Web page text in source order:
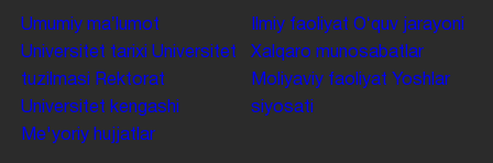
Umumiy maʼlumot
Universitet tarixi Universitet
tuzilmasi
Rektorat
Universitet kengashi
Me'yoriy hujjatlar
Ilmiy faoliyat Oʻquv jarayoni
Xalqaro munosabatlar
Moliyaviy faoliyat Yoshlar
siyosati